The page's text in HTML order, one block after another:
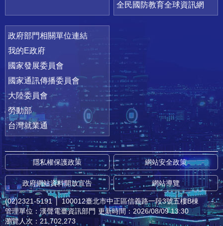
全民國防教育全球資訊網
政府部門相關單位連結
我的E政府
國家發展委員會
國家通訊傳播委員會
大陸委員會
勞動部
台灣就業通
隱私權保護政策 網站安全政策
政府網站資料開放宣告 網站導覽
(02)2321-5191 │ 100012臺北市中正區信義路一段3號五樓B棟
管理單位：漢聲電臺資訊部門 更新時間：2026/08/09 13:30
瀏覽人次：21,702,273